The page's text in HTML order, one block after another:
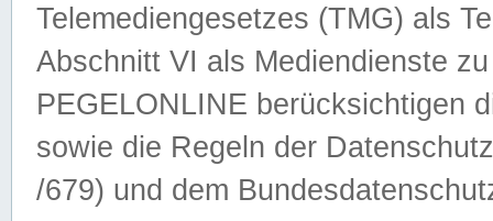
Telemediengesetzes (TMG) als
Abschnitt VI als Mediendienste
PEGELONLINE berücksichtigen
sowie die Regeln der
/679) und dem